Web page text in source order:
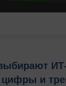
цифры и